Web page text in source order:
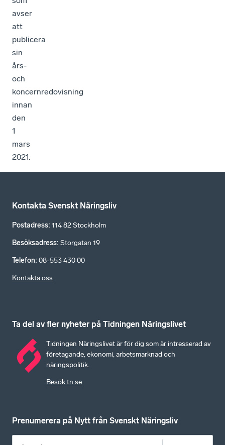
avser
att
publicera
sin
års-
och
koncernredovisning
innan
den
1
mars
2021.
Kontakta Svenskt Näringsliv
Postadress: 114 82 Stockholm
Besöksadress: Storgatan 19
Telefon: 08-553 430 00
Kontakta oss
Ta del av fler nyheter på Tidningen Näringslivet
Tidningen Näringslivet är för dig som är intresserad av
företagande, ekonomi, arbetsmarknad och
näringspolitik.
Besök tn.se
Prenumerera på Nytt från Svenskt Näringsliv